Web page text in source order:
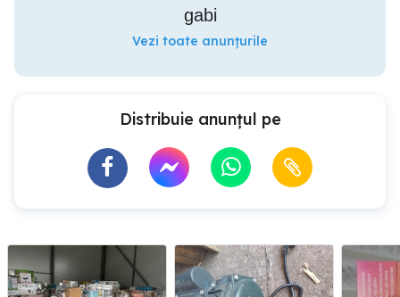
gabi
Vezi toate anunțurile
Distribuie anunțul pe